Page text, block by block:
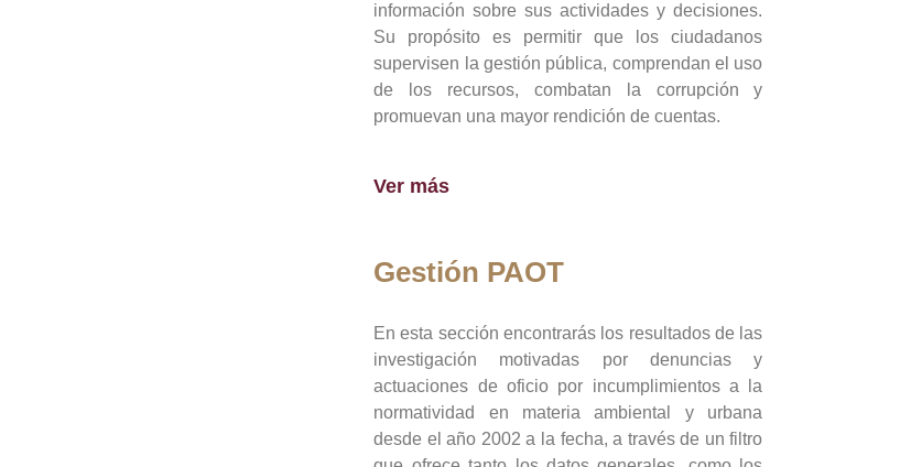
información sobre sus actividades y decisiones.
Su propósito es permitir que los ciudadanos
supervisen la gestión pública, comprendan el uso
de los recursos, combatan la corrupción y
promuevan una mayor rendición de cuentas.
Ver más
Gestión PAOT
En esta sección encontrarás los resultados de las
investigación motivadas por denuncias y
actuaciones de oficio por incumplimientos a la
normatividad en materia ambiental y urbana
desde el año 2002 a la fecha, a través de un filtro